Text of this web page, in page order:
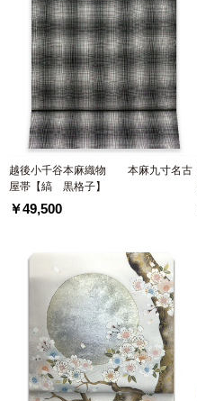
越後小千谷本麻織物 本麻九寸名古
屋帯【縞 黒格子】
￥49,500